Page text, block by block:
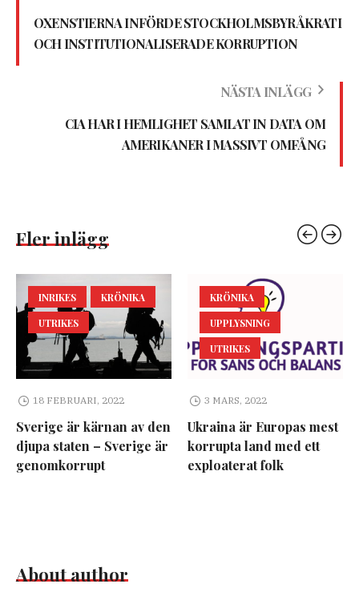
OXENSTIERNA INFÖRDE STOCKHOLMSBYRÅKRATI
OCH INSTITUTIONALISERADE KORRUPTION
NÄSTA INLÄGG
CIA HAR I HEMLIGHET SAMLAT IN DATA OM
AMERIKANER I MASSIVT OMFÅNG
Fler inlägg
INRIKES
KRÖNIKA
UTRIKES
18 FEBRUARI, 2022
Sverige är kärnan av den
djupa staten – Sverige är
genomkorrupt
KRÖNIKA
UPPLYSNING
UTRIKES
3 MARS, 2022
Ukraina är Europas mest
korrupta land med ett
exploaterat folk
About author